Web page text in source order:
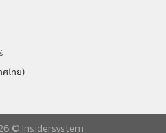
ศไทย)
© Insidersystem